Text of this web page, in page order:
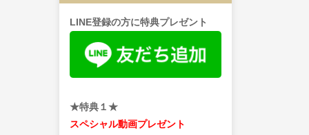
LINE登録の方に特典プレゼント
★特典１★
スペシャル動画プレゼント